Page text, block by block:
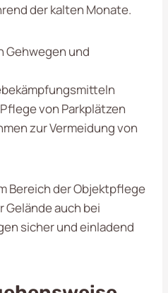
der kalten Monate.
Gehwegen und
von Parkplätzen
zur Vermeidung von
Bereich der Objektpflege
Gelände auch bei
sicher und einladend